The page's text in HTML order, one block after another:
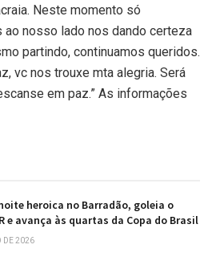
Neste momento só
nosso lado nos dando certeza
partindo, continuamos queridos.
vc nos trouxe mta alegria. Será
em paz.” As informações
heroica no Barradão, goleia o
e avança às quartas da Copa do Brasil
DE 2026